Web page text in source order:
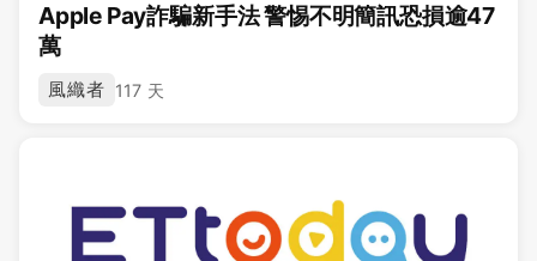
Apple Pay詐騙新手法 警惕不明簡訊恐損逾47
萬
風織者 117 天